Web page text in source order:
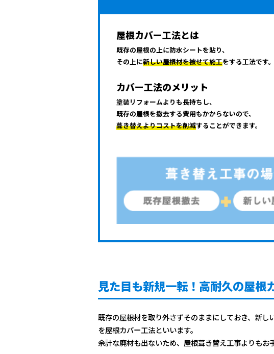
屋根カバー工法とは
既存の屋根の上に防水シートを貼り、
その上に新しい屋根材を被せて施工をする工法です。
カバー工法のメリット
塗装リフォームよりも長持ちし、
既存の屋根を撤去する費用もかからないので、
葺き替えよりコストを削減することができます。
見た目も新規一転！高耐久の屋根
既存の屋根材を取り外さずそのままにしておき、新
を屋根カバー工法といいます。
余計な廃材も出ないため、屋根葺き替え工事よりもお